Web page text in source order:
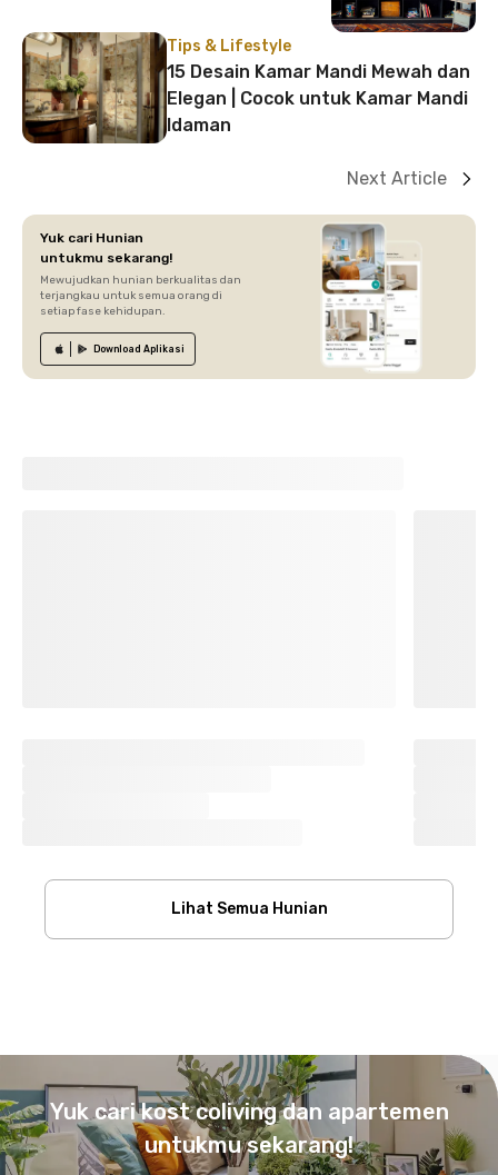
Tips & Lifestyle
15 Desain Kamar Mandi Mewah dan
Elegan | Cocok untuk Kamar Mandi
Idaman
Next Article
Yuk cari Hunian
untukmu sekarang!
Mewujudkan hunian berkualitas dan
terjangkau untuk semua orang di
setiap fase kehidupan.
Download Aplikasi
Lihat Semua Hunian
Yuk cari kost coliving dan apartemen
untukmu sekarang!